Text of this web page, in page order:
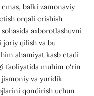
balki zamonaviy
orqali erishish
axborotlashuvni
joriy qilish va bu
ahamiyat kasb etadi
faoliyatida muhim o‘rin
va yuridik
qondirish uchun